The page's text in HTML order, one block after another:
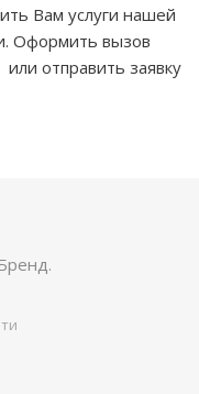
Вам услуги нашей
Оформить вызов
отправить заявку